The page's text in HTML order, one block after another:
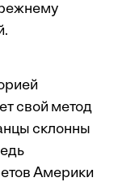
свой метод
склонны
Америки